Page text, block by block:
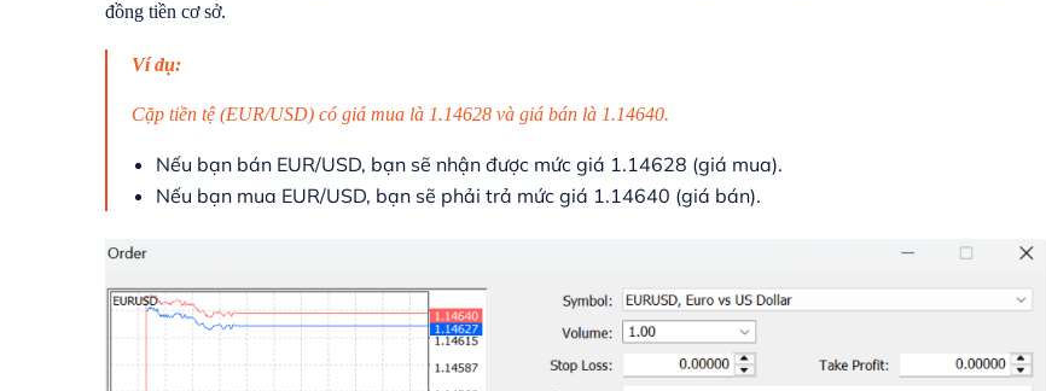
đồng tiền cơ sở.
Ví dụ:
Cặp tiền tệ (EUR/USD) có giá mua là 1.14628 và giá bán là 1.14640.
Nếu bạn bán EUR/USD, bạn sẽ nhận được mức giá 1.14628 (giá mua).
Nếu bạn mua EUR/USD, bạn sẽ phải trả mức giá 1.14640 (giá bán).